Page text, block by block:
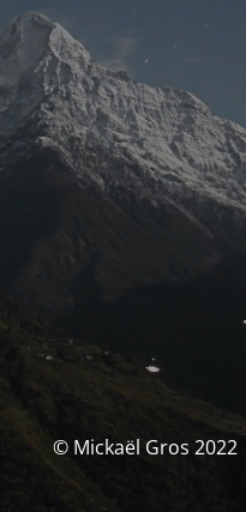
© Mickaël Gros 2022